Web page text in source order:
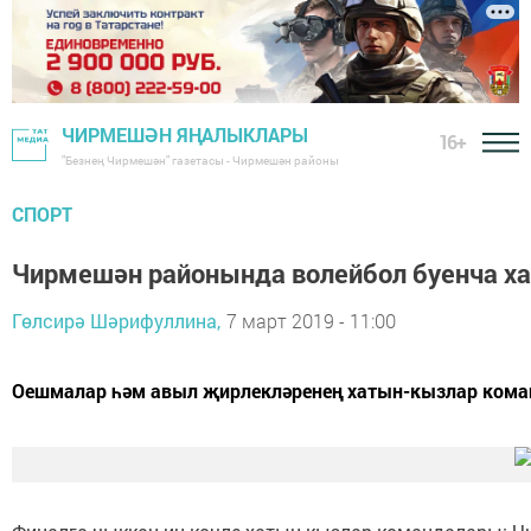
ЧИРМЕШӘН ЯҢАЛЫКЛАРЫ
"Безнең Чирмешән" газетасы - Чирмешән районы
16+
СПОРТ
Чирмешән районында волейбол буенча
Гөлсирә Шәрифуллина, 7 март 2019 - 11:00
Оешмалар һәм авыл җирлекләренең хатын-кызлар